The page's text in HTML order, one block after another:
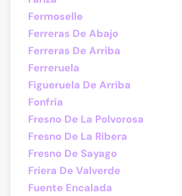
Fermoselle
Ferreras De Abajo
Ferreras De Arriba
Ferreruela
Figueruela De Arriba
Fonfría
Fresno De La Polvorosa
Fresno De La Ribera
Fresno De Sayago
Friera De Valverde
Fuente Encalada